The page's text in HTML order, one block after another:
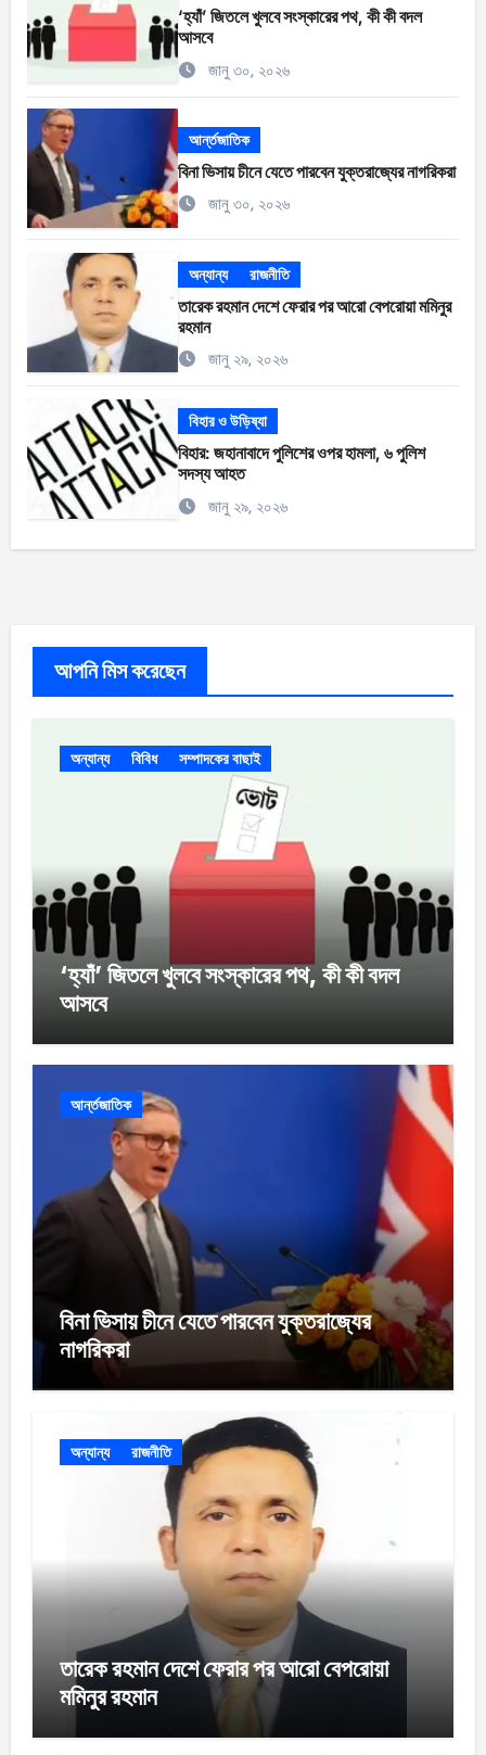
‘হ্যাঁ’ জিতলে খুলবে সংস্কারের পথ, কী কী বদল
আসবে
জানু ৩০, ২০২৬
আর্ন্তজাতিক
বিনা ভিসায় চীনে যেতে পারবেন যুক্তরাজ্যের নাগরিকরা
জানু ৩০, ২০২৬
অন্যান্য রাজনীতি
তারেক রহমান দেশে ফেরার পর আরো বেপরোয়া মমিনুর
রহমান
জানু ২৯, ২০২৬
বিহার ও উড়িষ্যা
বিহার: জহানাবাদে পুলিশের ওপর হামলা, ৬ পুলিশ
সদস্য আহত
জানু ২৯, ২০২৬
আপনি মিস করেছেন
অন্যান্য বিবিধ সম্পাদকের বাছাই
‘হ্যাঁ’ জিতলে খুলবে সংস্কারের পথ, কী কী বদল
আসবে
আর্ন্তজাতিক
বিনা ভিসায় চীনে যেতে পারবেন যুক্তরাজ্যের
নাগরিকরা
অন্যান্য রাজনীতি
তারেক রহমান দেশে ফেরার পর আরো বেপরোয়া
মমিনুর রহমান